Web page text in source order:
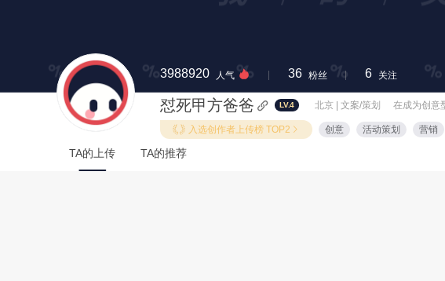
3988920 人气 36 粉丝 6 关注
怼死甲方爸爸 LV.4 北京 | 文案/策划 在成为创意
入选创作者上传榜 TOP2 创意 活动策划 营销
TA的上传 TA的推荐